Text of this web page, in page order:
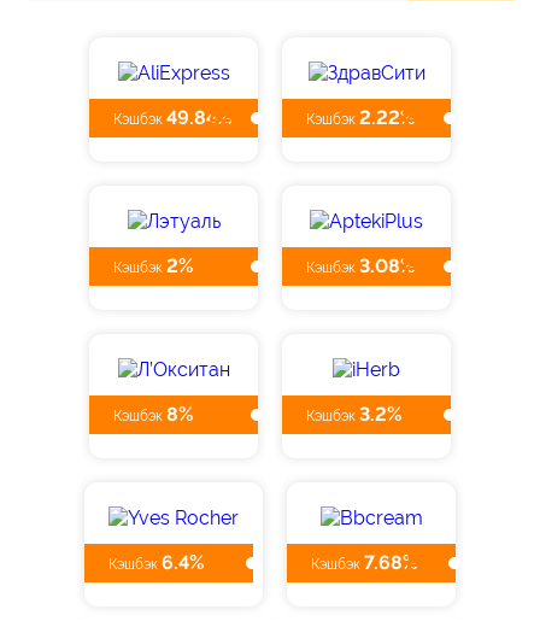
Кэшбэк 49.84% Кэшбэк 2.22%
Кэшбэк 2% Кэшбэк 3.08%
Кэшбэк 8% Кэшбэк 3.2%
Кэшбэк 6.4% Кэшбэк 7.68%